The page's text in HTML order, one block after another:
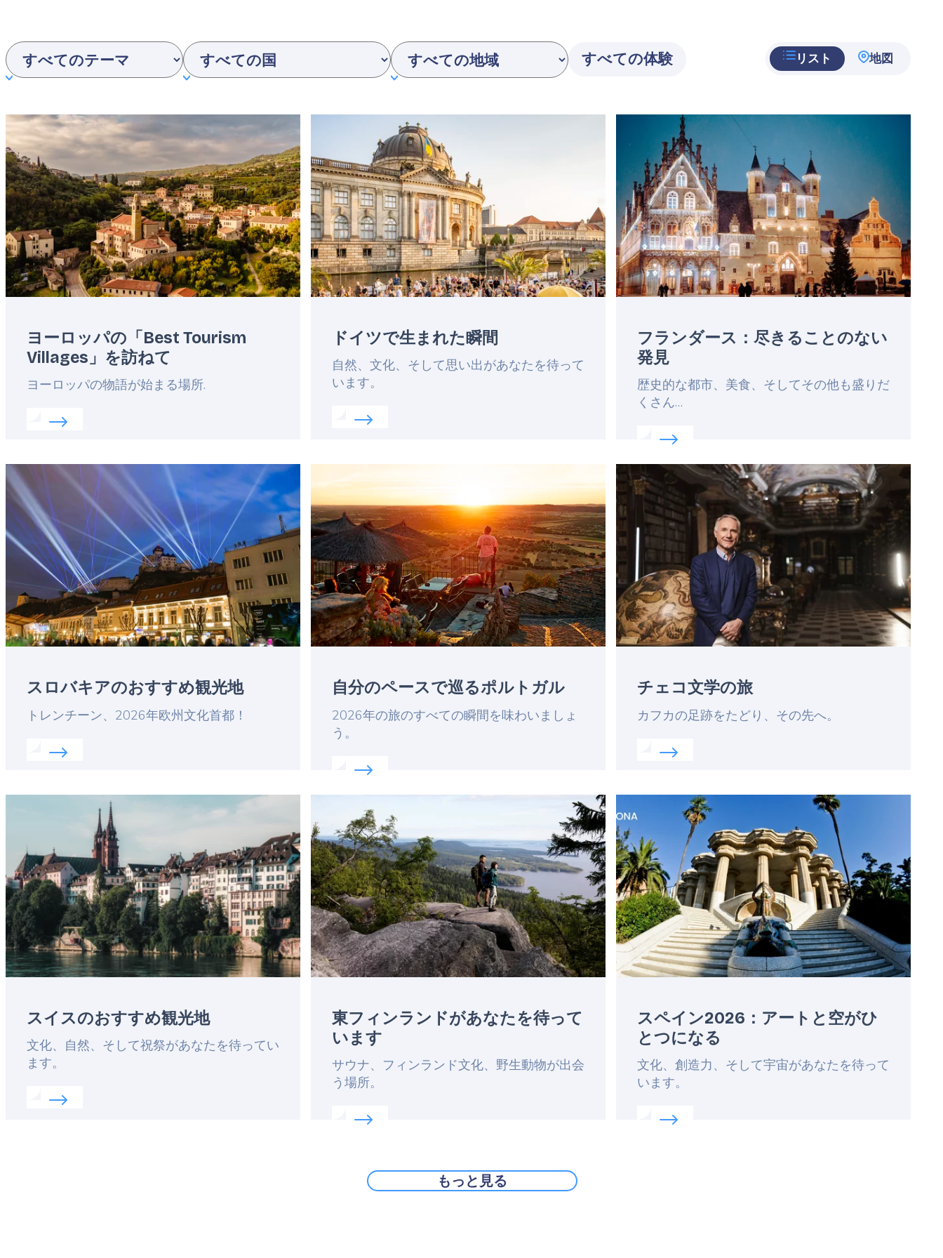
Interests Country Region リスト 地図
Featured
image
ヨーロッパの「Best Tourism
Villages」を訪ねて
Lead
ヨーロッパの物語が始まる場所.
Read more about:
ヨーロッパの「Best Tourism Villages」を訪ねて
ドイツで生まれた瞬間
Lead
自然、文化、そして思い出があなたを待って
います。
Read more about:
image
フランダース：尽きることのない
発見
Lead
歴史的な都市、美食、そしてその他も盛りだ
くさん…
Read more about:
Featured
image
スロバキアのおすすめ観光地
Lead
トレンチーン、2026年欧州文化首都！
Read more about:
image
自分のペースで巡るポルトガル
Lead
2026年の旅のすべての瞬間を味わいましょ
う。
Read more about:
Featured
image
チェコ文学の旅
Lead
カフカの足跡をたどり、その先へ。
Read more about:
スイスのおすすめ観光地
Lead
文化、自然、そして祝祭があなたを待ってい
ます。
Read more about:
image
東フィンランドがあなたを待って
います
Lead
サウナ、フィンランド文化、野生動物が出会
う場所。
Read more about:
image
スペイン2026：アートと空がひ
とつになる
Lead
文化、創造力、そして宇宙があなたを待って
います。
Read more about:
もっと見る